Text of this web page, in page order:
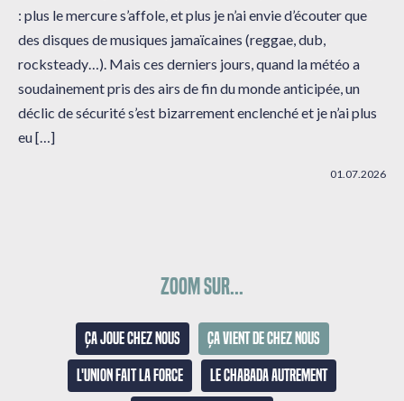
: plus le mercure s’affole, et plus je n’ai envie d’écouter que
des disques de musiques jamaïcaines (reggae, dub,
rocksteady…). Mais ces derniers jours, quand la météo a
soudainement pris des airs de fin du monde anticipée, un
déclic de sécurité s’est bizarrement enclenché et je n’ai plus
eu […]
01.07.2026
Zoom sur...
Ça joue chez nous
Ça vient de chez nous
L'union fait la force
Le Chabada autrement